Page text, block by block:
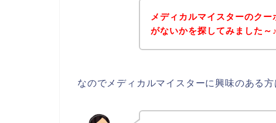
メディカルマイスターのク
がないかを探してみました～♪
なのでメディカルマイスターに興味のある